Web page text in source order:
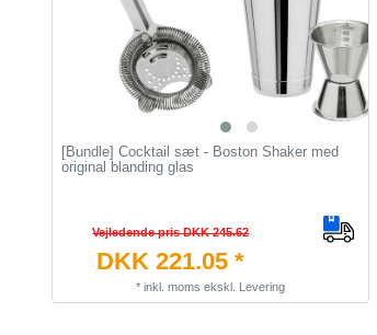
[Bundle] Cocktail sæt - Boston Shaker med
original blanding glas
Vejledende pris DKK 245.62
DKK 221.05 *
* inkl. moms ekskl. Levering